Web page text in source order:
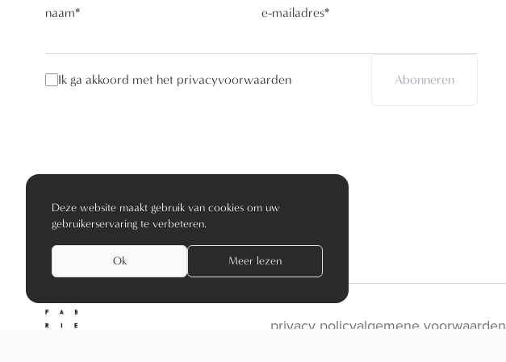
naam* e-mailadres*
Ik ga akkoord met het privacyvoorwaarden Abonneren
privacy policyalgemene voorwaarden
Deze website maakt gebruik van cookies om uw
gebruikerservaring te verbeteren.
Ok Meer lezen